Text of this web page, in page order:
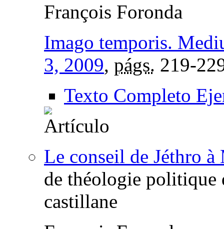
François Foronda
Imago temporis.
3, 2009, págs. 219-
Texto Completo
Le conseil de Jéthro à
de théologie politique
castillane